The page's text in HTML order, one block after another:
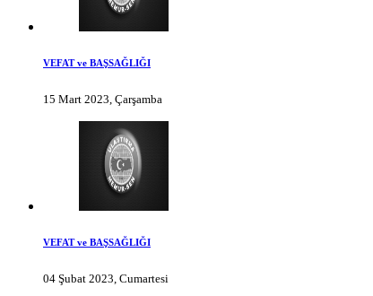
VEFAT ve BAŞSAĞLIĞI
15 Mart 2023, Çarşamba
VEFAT ve BAŞSAĞLIĞI
04 Şubat 2023, Cumartesi